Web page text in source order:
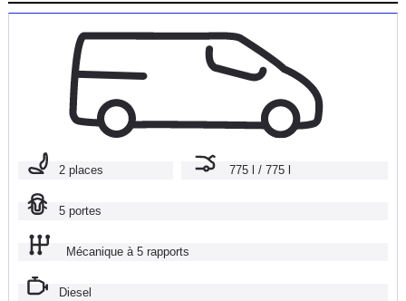
2 places 775 l / 775 l
5 portes
Mécanique à 5 rapports
Diesel